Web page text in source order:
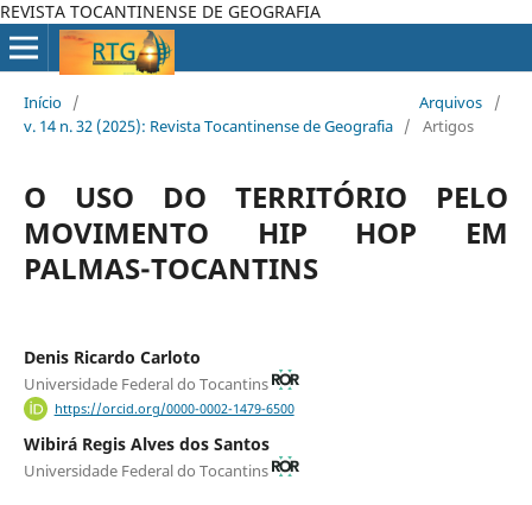
REVISTA TOCANTINENSE DE GEOGRAFIA
Início / Arquivos
/
v. 14 n. 32 (2025): Revista Tocantinense de Geografia / Artigos
O USO DO TERRITÓRIO PELO
MOVIMENTO HIP HOP EM
PALMAS-TOCANTINS
Denis Ricardo Carloto
Universidade Federal do Tocantins
https://orcid.org/0000-0002-1479-6500
Wibirá Regis Alves dos Santos
Universidade Federal do Tocantins